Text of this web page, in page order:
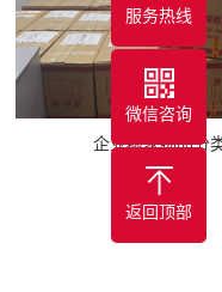
企业搬家物品分
服务热线
微信咨询
返回顶部